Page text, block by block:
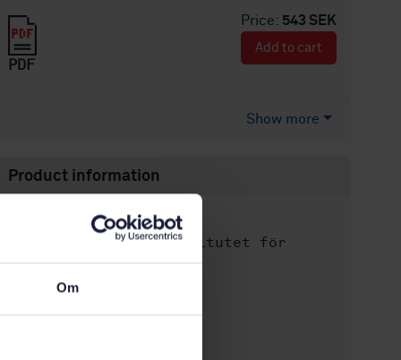
Om
Price: 543 SEK
PDF
Add to cart
Show more
Product information
English
Svenska institutet för
standarder
International title:
Article no:STD-31241